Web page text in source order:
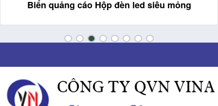
Biển quảng cáo Hộp đèn led siêu mỏng